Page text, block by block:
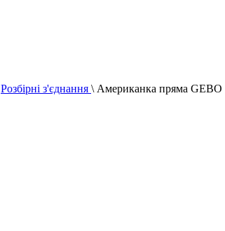
Розбірні з'єднання \ Американка пряма GEBO